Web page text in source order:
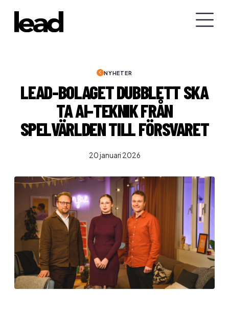
NYHETER
LEAD-BOLAGET DUBBLETT SKA
TA AI-TEKNIK FRÅN
SPELVÄRLDEN TILL FÖRSVARET
20 januari 2026